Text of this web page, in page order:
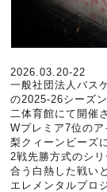
2026.03.20-22
一般社団法人バス
の2025-26シーズ
二体育館にて開催
Wプレミア7位の
梨クィーンビーズ
2戦先勝方式のシ
合う白熱した戦い
エレメンタルプロ